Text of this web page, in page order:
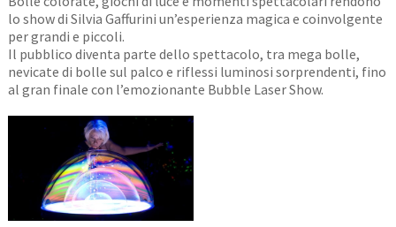
lo show di Silvia Gaffurini un’esperienza magica e coinvolgente
per grandi e piccoli.
Il pubblico diventa parte dello spettacolo, tra mega bolle,
nevicate di bolle sul palco e riflessi luminosi sorprendenti, fino
al gran finale con l’emozionante Bubble Laser Show.